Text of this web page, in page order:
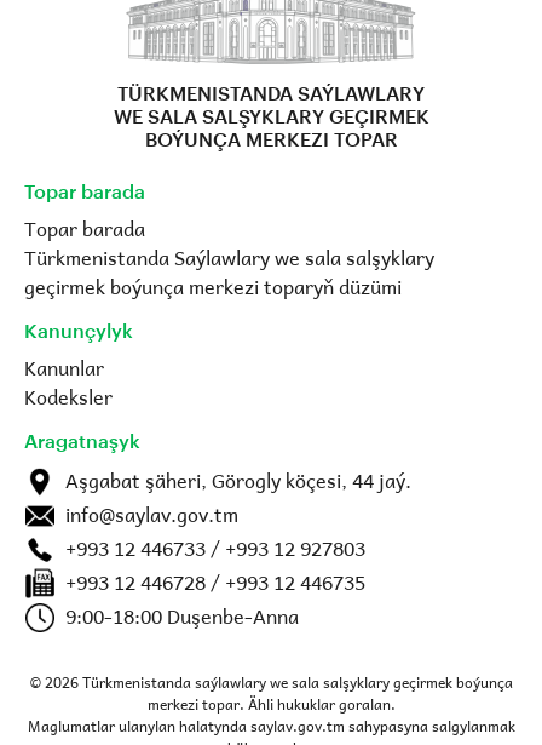
TÜRKMENISTANDA SAÝLAWLARY
WE SALA SALŞYKLARY GEÇIRMEK
BOÝUNÇA MERKEZI TOPAR
Topar barada
Topar barada
Türkmenistanda Saýlawlary we sala salşyklary
geçirmek boýunça merkezi toparyň düzümi
Kanunçylyk
Kanunlar
Kodeksler
Aragatnaşyk
Aşgabat şäheri, Görogly köçesi, 44 jaý.
info@saylav.gov.tm
+993 12 446733 / +993 12 927803
+993 12 446728 / +993 12 446735
9:00-18:00 Duşenbe-Anna
© 2026 Türkmenistanda saýlawlary we sala salşyklary geçirmek boýunça
merkezi topar. Ähli hukuklar goralan.
Maglumatlar ulanylan halatynda saylav.gov.tm sahypasyna salgylanmak